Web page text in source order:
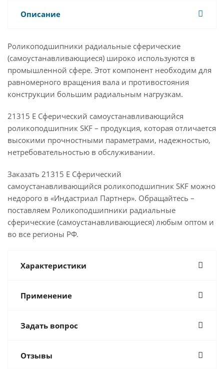
Описание
Роликоподшипники радиальные сферические
(самоустанавливающиеся) широко используются в
промышленной сфере. Этот компонент необходим для
равномерного вращения вала и противостояния
конструкции большим радиальным нагрузкам.
21315 E Сферический самоустанавливающийся
роликоподшипник SKF – продукция, которая отличается
высокими прочностными параметрами, надежностью,
нетребовательностью в обслуживании.
Заказать 21315 E Сферический
самоустанавливающийся роликоподшипник SKF можно
недорого в «Индастриал Партнер». Обращайтесь –
поставляем Роликоподшипники радиальные
сферические (самоустанавливающиеся) любым оптом и
во все регионы РФ.
Характеристики
Применение
Задать вопрос
Отзывы